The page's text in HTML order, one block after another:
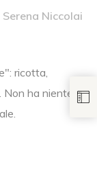
Niccolai
ricotta,
Non ha niente di